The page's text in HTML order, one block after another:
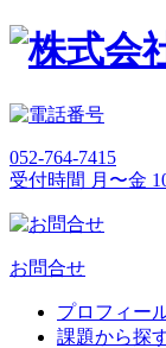
052-764-7415
受付時間 月〜金
お問合せ
プロフィー
課題から探